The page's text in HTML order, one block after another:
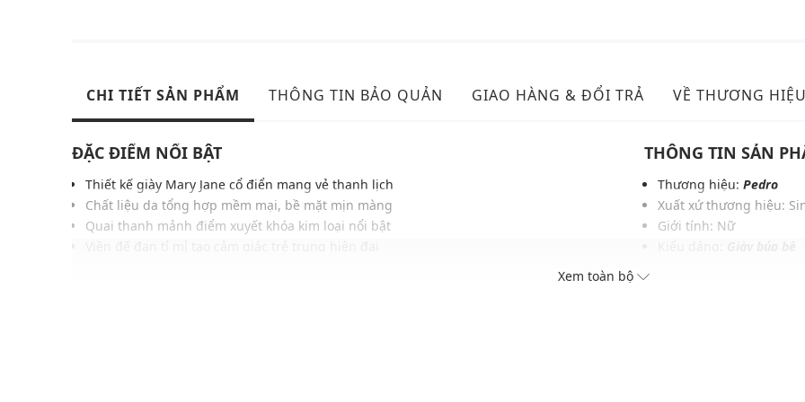
CHI TIẾT SẢN PHẨM THÔNG TIN BẢO QUẢN GIAO HÀNG & ĐỔI TRẢ VỀ THƯƠNG HIỆU
ĐẶC ĐIỂM NỔI BẬT
Thiết kế giày Mary Jane cổ điển mang vẻ thanh lịch
Chất liệu da tổng hợp mềm mại, bề mặt mịn màng
Quai thanh mảnh điểm xuyết khóa kim loại nổi bật
THÔNG TIN SẢN
Thương hiệu: Pedro
Xuất xứ thương hiệu:
Giới tính: Nữ
Xem toàn bộ